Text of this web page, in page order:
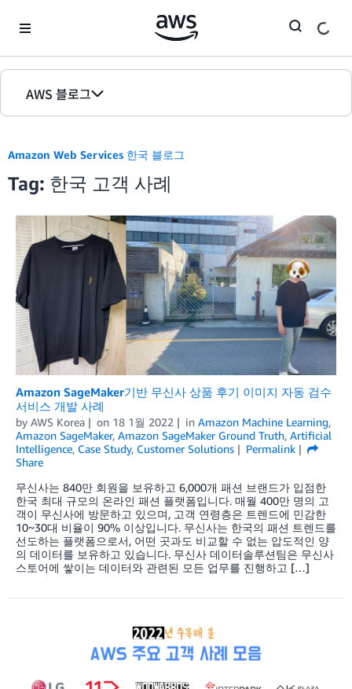
AWS 블로그
에디션
Amazon Web Services 한국 블로그
Tag: 한국 고객 사례
Amazon SageMaker기반 무신사 상품 후기 이미지 자동 검수
서비스 개발 사례
by AWS Korea on 18 1월 2022 in Amazon Machine Learning,
Amazon SageMaker, Amazon SageMaker Ground Truth, Artificial
Intelligence, Case Study, Customer Solutions
Permalink
Share
무신사는 840만 회원을 보유하고 6,000개 패션 브랜드가 입점한
한국 최대 규모의 온라인 패션 플랫폼입니다. 매월 400만 명의 고
객이 무신사에 방문하고 있으며, 고객 연령층은 트렌드에 민감한
10~30대 비율이 90% 이상입니다. 무신사는 한국의 패션 트렌드를
선도하는 플랫폼으로서, 어떤 곳과도 비교할 수 없는 압도적인 양
의 데이터를 보유하고 있습니다. 무신사 데이터솔루션팀은 무신사
스토어에 쌓이는 데이터와 관련된 모든 업무를 진행하고 […]